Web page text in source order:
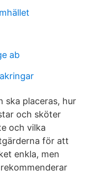
ab
ska placeras, hur
och sköter
och vilka
för att
enkla, men